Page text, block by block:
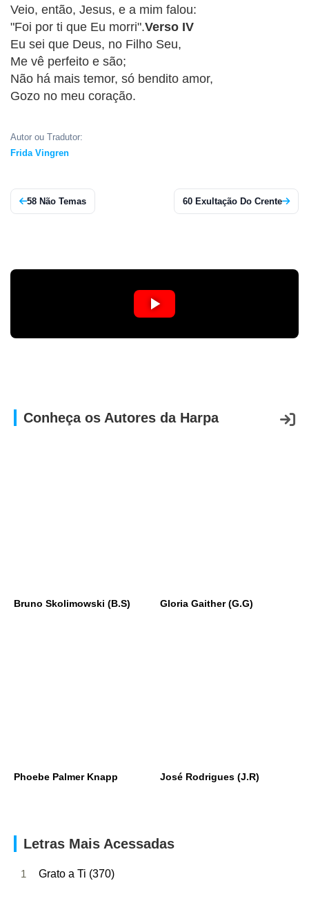
PLAYBACK
AUTORES
DA
HARPA
APP
Veio, então, Jesus, e a mim falou:
"Foi por ti que Eu morri".Verso IV
Eu sei que Deus, no Filho Seu,
Me vê perfeito e são;
Não há mais temor, só bendito amor,
Gozo no meu coração.
Autor ou Tradutor:
Frida Vingren
58 Não Temas 60 Exultação Do Crente
Conheça os Autores da Harpa
Bruno Skolimowski (B.S) Gloria Gaither (G.G)
Phoebe Palmer Knapp José Rodrigues (J.R)
Letras Mais Acessadas
1 Grato a Ti (370)